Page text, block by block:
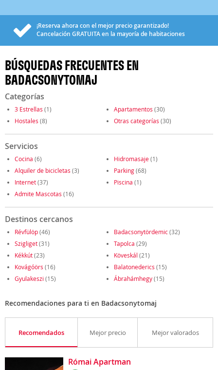
¡Reserva ahora con el mejor precio garantizado!
Cancelación GRATUITAen la mayoría de habitaciones
BÚSQUEDAS FRECUENTES EN
BADACSONYTOMAJ
Categorías
3 Estrellas (1) Apartamentos (30)
Hostales (8) Otras categorías (30)
Servicios
Cocina (6) Hidromasaje(1)
Alquiler de bicicletas (3) Parking(68)
Internet(37) Piscina (1)
Admite Mascotas (16)
Destinos cercanos
Révfülöp(46) Badacsonytördemic(32)
Szigliget(31) Tapolca (29)
Kékkút(23) Köveskál (21)
Kovágóörs (16) Balatonederics (15)
Gyulakeszi (15) Ábrahámhegy(15)
Recomendaciones para ti en Badacsonytomaj
Recomendados Mejor precio Mejor valorados
Római Apartman